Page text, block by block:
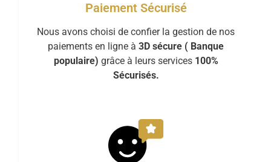
Paiement Sécurisé
Nous avons choisi de confier la gestion de nos
paiements en ligne à 3D sécure ( Banque
populaire) grâce à leurs services 100%
Sécurisés.